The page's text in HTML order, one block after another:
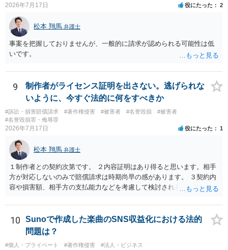
2026年7月17日 役にたった 2
松本 翔馬 弁護士
事案を把握しておりませんが、一般的に請求が認められる可能性は低
いです。
9
制作者がライセンス証明を出さない。逃げられな
いように、今すぐ法的に何をすべきか
#訴訟・損害賠償請求 #著作権侵害 #被害者 #名誉毀損
#被害者
#名誉毀損罪・侮辱罪
2026年7月17日 役にたった 1
松本 翔馬 弁護士
１制作者との契約次第です。 ２内容証明はあり得ると思います。相手
方が対応しないのみで賠償請求は時期尚早の感があります。 ３契約内
容や損害額、相手方の支払能力などを考慮して検討されるとよいでし
求する場合もありますが、認められるのはごく一部です。 ５事案の詳
細な検討が必要です。遅延損害金の発生なども確認するとよいでしょ
う。 ６弁護士に窓口を一本化して、直接連絡を避けることも方法の一
つです。
10
Sunoで作成した楽曲のSNS収益化における法的
問題は？
#個人・プライベート #著作権侵害 #法人・ビジネス